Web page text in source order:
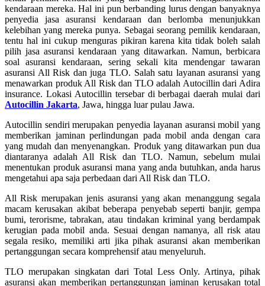
kendaraan mereka. Hal ini pun berbanding lurus dengan banyaknya
penyedia jasa asuransi kendaraan dan berlomba menunjukkan
kelebihan yang mereka punya. Sebagai seorang pemilik kendaraan,
tentu hal ini cukup menguras pikiran karena kita tidak boleh salah
pilih jasa asuransi kendaraan yang ditawarkan. Namun, berbicara
soal asuransi kendaraan, sering sekali kita mendengar tawaran
asuransi All Risk dan juga TLO. Salah satu layanan asuransi yang
menawarkan produk All Risk dan TLO adalah Autocillin dari Adira
insurance. Lokasi Autocillin tersebar di berbagai daerah mulai dari
Autocillin Jakarta, Jawa, hingga luar pulau Jawa.
Autocillin sendiri merupakan penyedia layanan asuransi mobil yang
memberikan jaminan perlindungan pada mobil anda dengan cara
yang mudah dan menyenangkan. Produk yang ditawarkan pun dua
diantaranya adalah All Risk dan TLO. Namun, sebelum mulai
menentukan produk asuransi mana yang anda butuhkan, anda harus
mengetahui apa saja perbedaan dari All Risk dan TLO.
All Risk merupakan jenis asuransi yang akan menanggung segala
macam kerusakan akibat beberapa penyebab seperti banjir, gempa
bumi, terorisme, tabrakan, atau tindakan kriminal yang berdampak
kerugian pada mobil anda. Sesuai dengan namanya, all risk atau
segala resiko, memiliki arti jika pihak asuransi akan memberikan
pertanggungan secara komprehensif atau menyeluruh.
TLO merupakan singkatan dari Total Less Only. Artinya, pihak
asuransi akan memberikan pertanggungan jaminan kerusakan total